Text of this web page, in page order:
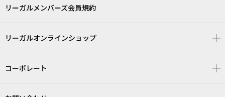
リーガルメンバーズ会員規約
リーガルオンラインショップ
コーポレート